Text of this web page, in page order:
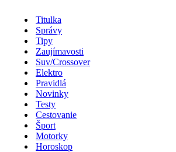
Titulka
Správy
Tipy
Zaujímavosti
Suv/Crossover
Elektro
Pravidlá
Novinky
Testy
Cestovanie
Šport
Motorky
Horoskop